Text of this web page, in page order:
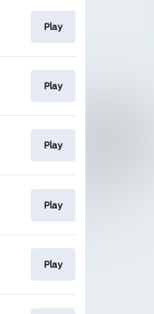
Play
Play
Play
Play
Play